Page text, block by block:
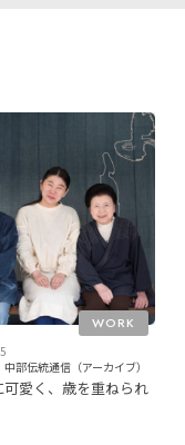
WORK
部伝統通信（アーカイブ）
可愛く、歳を重ねられ